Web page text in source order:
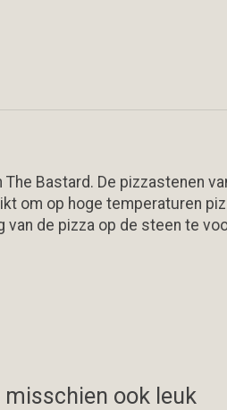
Bastard. De pizzastenen
om op hoge temperaturen
de pizza op de steen te
misschien ook leuk